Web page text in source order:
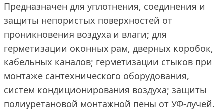
Предназначен для уплотнения, соединения и
защиты непористых поверхностей от
проникновения воздуха и влаги; для
герметизации оконных рам, дверных коробок,
кабельных каналов; герметизации стыков при
монтаже сантехнического оборудования,
систем кондиционирования воздуха; защиты
полиуретановой монтажной пены от УФ-лучей.